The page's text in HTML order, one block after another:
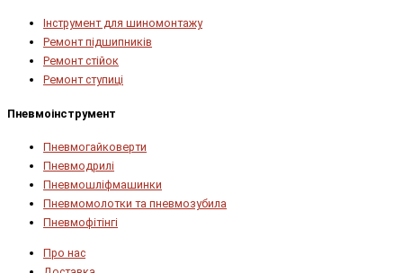
Інструмент для шиномонтажу
Ремонт підшипників
Ремонт стійок
Ремонт ступиці
Пневмоінструмент
Пневмогайковерти
Пневмодрилі
Пневмошліфмашинки
Пневмомолотки та пневмозубила
Пневмофітінгі
Про нас